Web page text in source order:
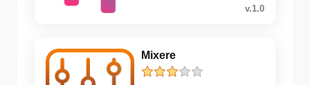
v.1.0
Mixere